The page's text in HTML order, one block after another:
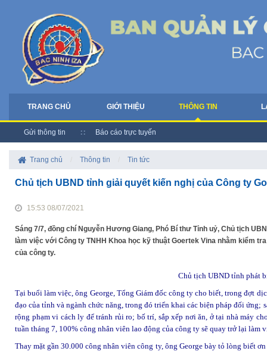
TRANG CHỦ GIỚI THIỆU THÔNG TIN
Gửi thông tin Báo cáo trực tuyến
Trang chủ Thông tin Tin tức
Chủ tịch UBND tỉnh giải quyết kiến nghị của Công ty
15:53 08/07/2021
Sáng 7/7, đồng chí Nguyễn Hương Giang, Phó Bí thư Tỉnh uỷ, Chủ tịch
làm việc với Công ty TNHH Khoa học kỹ thuật Goertek Vina nhằm kiểm
của công ty.
Chủ tịch UBND tỉnh phát
Tại buổi làm việc, ông George, Tổng Giám đốc công ty cho biết, trong đợt
đạo của tỉnh và ngành chức năng, trong đó triển khai các biện pháp đối
rộng phạm vi cách ly để tránh rủi ro; bố trí, sắp xếp nơi ăn, ở tại nhà máy
tuần tháng 7, 100% công nhân viên lao động của công ty sẽ quay trở lại làm
Thay mặt gần 30.000 công nhân viên công ty, ông George bày tỏ lòng biết